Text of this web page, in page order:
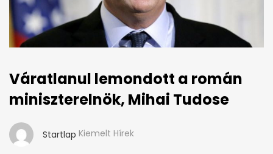
Váratlanul lemondott a román
miniszterelnök, Mihai Tudose
Startlap Kiemelt Hírek